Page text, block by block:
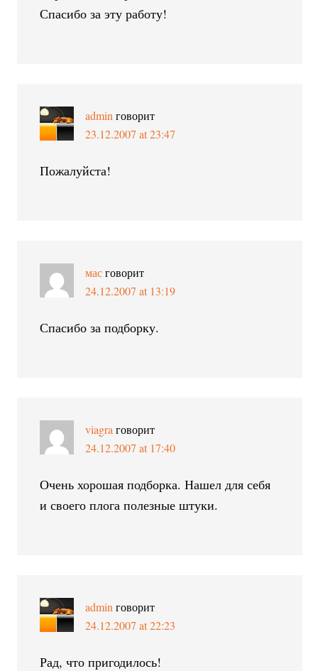
Спасибо за эту работу!
admin говорит
23.12.2007 at 23:47
Пожалуйста!
мас говорит
24.12.2007 at 13:19
Спасибо за подборку.
viagra говорит
24.12.2007 at 17:40
Очень хорошая подборка. Нашел для себя
и своего плога полезные штуки.
admin говорит
24.12.2007 at 22:23
Рад, что пригодилось!